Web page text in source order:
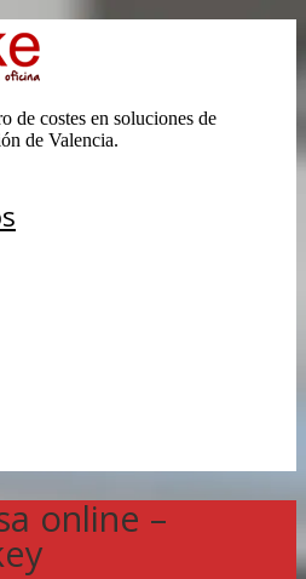
de costes en soluciones de
de Valencia.
online –